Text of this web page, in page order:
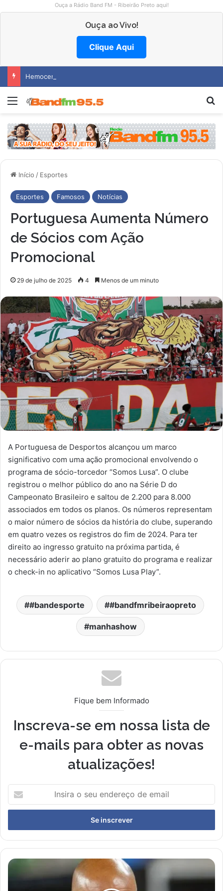
Ouça a Rádio Band FM - Ribeirão Preto aqui!
Ouça ao Vivo!
Clique Aqui
Hemocentro abre vagas na região
Menu
Início / Esportes
Esportes Famosos Notícias
Portuguesa Aumenta Número
de Sócios com Ação
Promocional
29 de julho de 2025 4 Menos de um minuto
A Portuguesa de Desportos alcançou um marco
significativo com uma ação promocional envolvendo o
programa de sócio-torcedor “Somos Lusa”. O clube
registrou o melhor público do ano na Série D do
Campeonato Brasileiro e saltou de 2.200 para 8.000
associados em todos os planos. Os números representam
o maior número de sócios da história do clube, superando
em quatro vezes os registros do fim de 2024. Para ter
direito ao ingresso gratuito na próxima partida, é
necessário aderir ao plano gratuito do programa e realizar
o check-in no aplicativo “Somos Lusa Play”.
#bandesporte #bandfmribeiraopreto
manhashow
Fique bem Informado
Inscreva-se em nossa lista de
e-mails para obter as novas
atualizações!
Insira
seu
de
email
Guardiola